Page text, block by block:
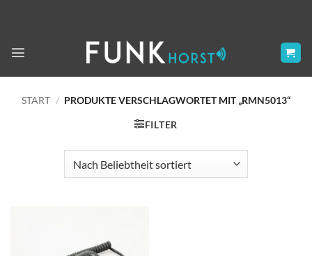
START / PRODUKTE VERSCHLAGWORTET MIT „RMN5013“
FILTER